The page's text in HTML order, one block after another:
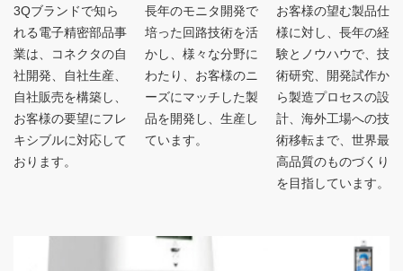
3Qブランドで知ら
れる電子精密部品事
業は、コネクタの自
社開発、自社生産、
自社販売を構築し、
お客様の要望にフレ
キシブルに対応して
おります。
長年のモニタ開発で
培った回路技術を活
かし、様々な分野に
わたり、お客様のニ
ーズにマッチした製
品を開発し、生産し
ています。
お客様の望む製品仕
様に対し、長年の経
験とノウハウで、技
術研究、開発試作か
ら製造プロセスの設
計、海外工場への技
術移転まで、世界最
高品質のものづくり
を目指しています。